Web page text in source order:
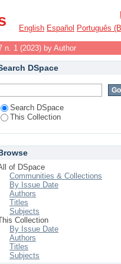
English Español Português
n. 1 (2023) by Author
DSpace
Search DSpace
This Collection
of DSpace
Communities & Collections
By Issue Date
Authors
Titles
Subjects
Collection
By Issue Date
Authors
Titles
Subjects